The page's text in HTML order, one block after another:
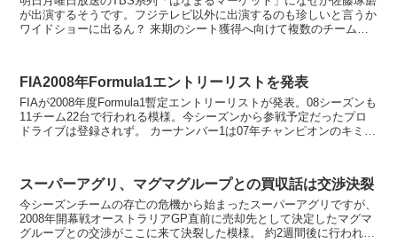
が出演するそうです。フジテレビ以外に出演するのも珍しいと言うか
ワイドショーに出るん？ 来期のシート獲得へ向けて複数のチームと
FIA2008年Formula1エントリーリストを発表
FIAが2008年度Formula1暫定エントリーリストが発表。08シーズンも
11チーム22台で行われる模様。今シーズンから参戦予定だったプロ
ドライブは登録されず。 カーナンバー1は07年チャンピオンのキミ・
スーパーアグリ、マグマグループとの買収話は交渉決裂
今シーズンチームの存亡の危機から始まったスーパーアグリですが、
2008年開幕戦オーストラリアGP直前に売却先として決定したマグマ
グループとの交渉がここに来て決裂した模様。 約2週間後に行われる